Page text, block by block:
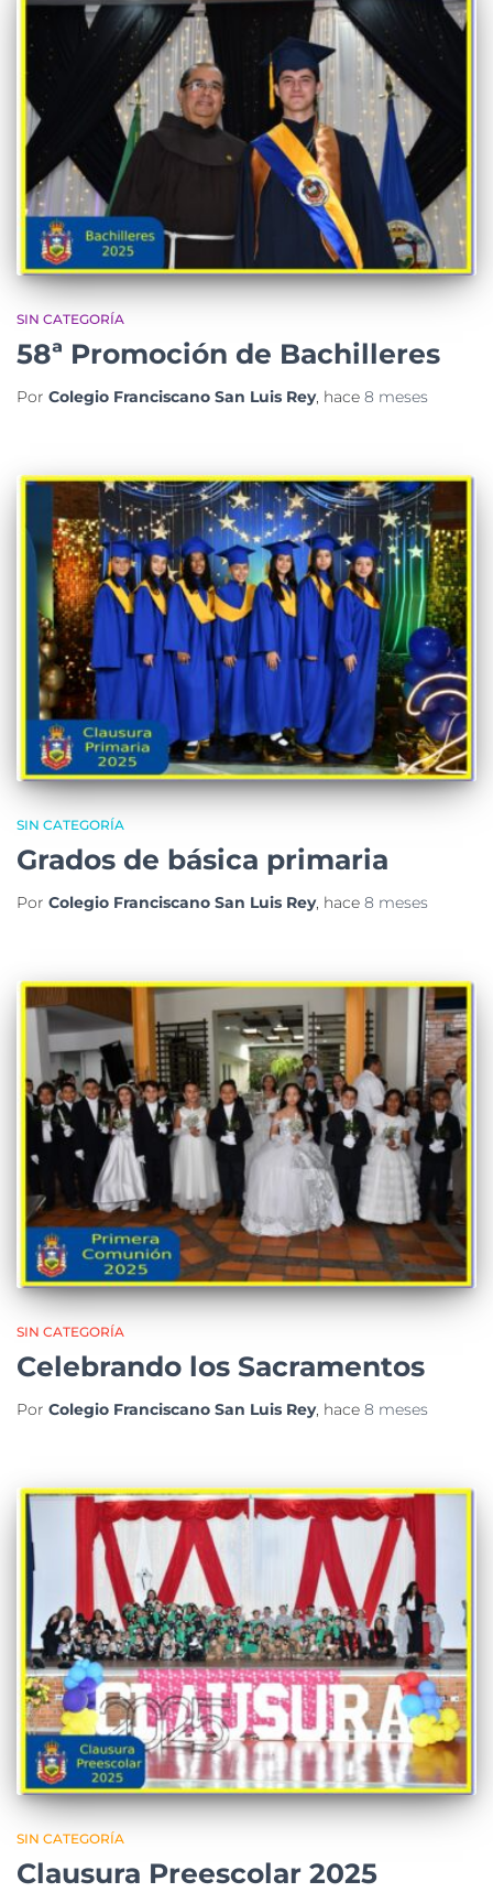
SIN CATEGORÍA
58ª Promoción de Bachilleres
Por Colegio Franciscano San Luis Rey, hace 8 meses
SIN CATEGORÍA
Grados de básica primaria
Por Colegio Franciscano San Luis Rey, hace 8 meses
SIN CATEGORÍA
Celebrando los Sacramentos
Por Colegio Franciscano San Luis Rey, hace 8 meses
SIN CATEGORÍA
Clausura Preescolar 2025